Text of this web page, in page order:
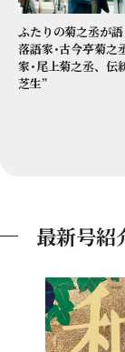
ふたりの菊之丞が語
落語家･古今亭菊
家･尾上菊之丞、伝
芝生”
最新号紹